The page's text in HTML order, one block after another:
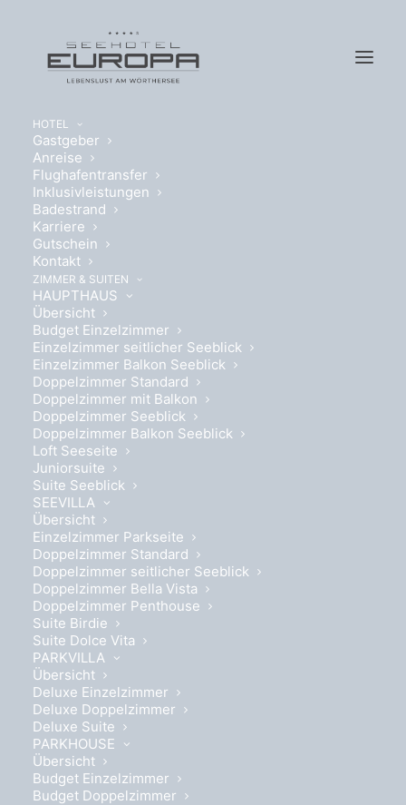
HOTEL
Gastgeber
Anreise
Flughafentransfer
Inklusivleistungen
Badestrand
Karriere
Gutschein
Kontakt
ZIMMER & SUITEN
HAUPTHAUS
Übersicht
Budget Einzelzimmer
Einzelzimmer seitlicher Seeblick
Einzelzimmer Balkon Seeblick
Doppelzimmer Standard
Doppelzimmer mit Balkon
Doppelzimmer Seeblick
Doppelzimmer Balkon Seeblick
Loft Seeseite
Juniorsuite
Suite Seeblick
SEEVILLA
Übersicht
Einzelzimmer Parkseite
Doppelzimmer Standard
Doppelzimmer seitlicher Seeblick
Doppelzimmer Bella Vista
Doppelzimmer Penthouse
Suite Birdie
Suite Dolce Vita
PARKVILLA
Übersicht
Deluxe Einzelzimmer
Deluxe Doppelzimmer
Deluxe Suite
PARKHOUSE
Übersicht
Budget Einzelzimmer
Budget Doppelzimmer
DOPPELZIMMER
PARKHOUSE
Bietet Platz für 2 Personen